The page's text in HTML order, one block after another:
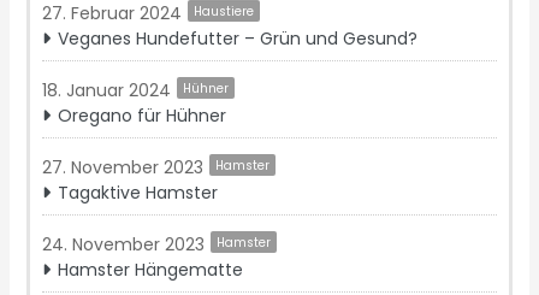
27. Februar 2024 Haustiere
Veganes Hundefutter – Grün und Gesund?
18. Januar 2024 Hühner
Oregano für Hühner
27. November 2023 Hamster
Tagaktive Hamster
24. November 2023 Hamster
Hamster Hängematte